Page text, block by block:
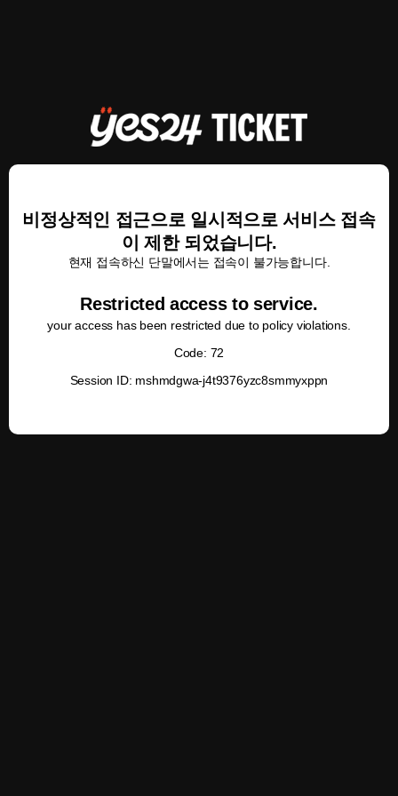
비정상적인 접근으로 일시적으로 서비스 접속
이 제한 되었습니다.
현재 접속하신 단말에서는 접속이 불가능합니다.
Restricted access to service.
your access has been restricted due to policy violations.
Code: 72
Session ID: mshmdgwa-j4t9376yzc8smmyxppn